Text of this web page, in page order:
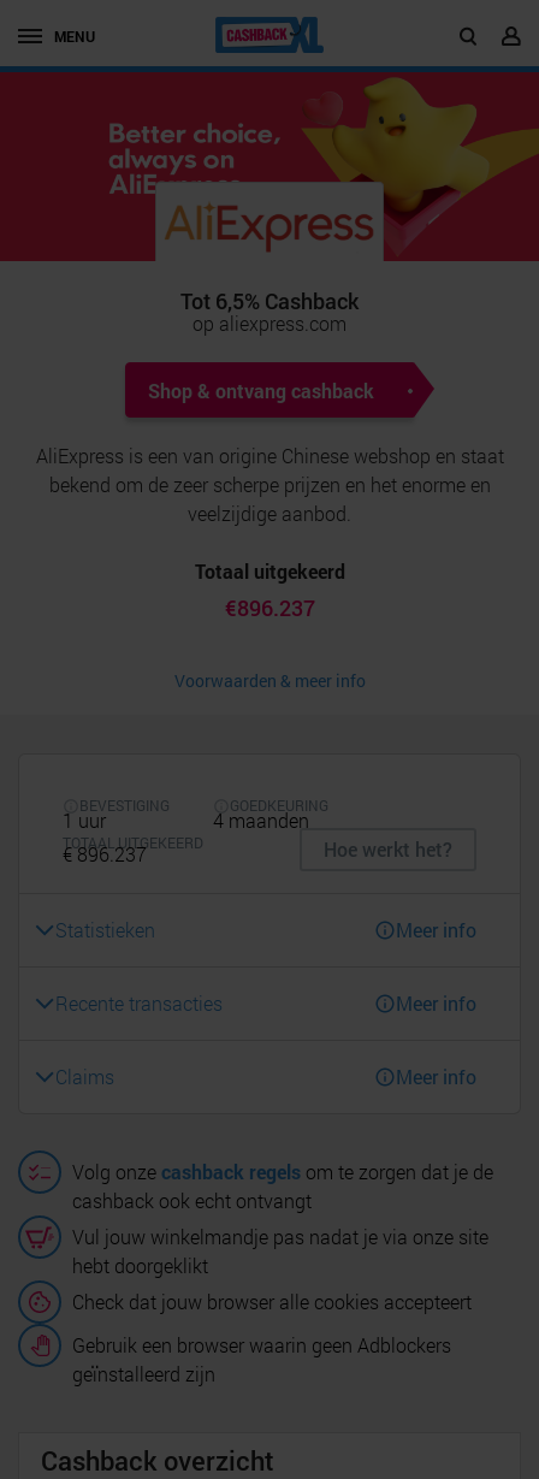
MENU
Tot 6,5% Cashback
op aliexpress.com
Shop & ontvang cashback
AliExpress is een van origine Chinese webshop en staat
bekend om de zeer scherpe prijzen en het enorme en
veelzijdige aanbod.
Totaal uitgekeerd
€896.237
Voorwaarden & meer info
BEVESTIGING
1 uur
GOEDKEURING
4 maanden
TOTAAL UITGEKEERD
€ 896.237 Hoe werkt het?
Statistieken Meer info
Recente transacties Meer info
Claims Meer info
Volg onzecashback regels om te zorgen dat je de
cashback ook echt ontvangt
Vul jouw winkelmandje pas nadat je via onze site
hebt doorgeklikt
Check dat jouw browser alle cookies accepteert
Gebruik een browser waarin geen Adblockers
geïnstalleerd zijn
Cashback overzicht